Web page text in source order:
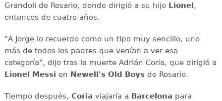
Grandoli de Rosario, donde dirigió a su hijo Lionel ,
entonces de cuatro años.
"A Jorge lo recuerdo como un tipo muy sencillo, uno
más de todos los padres que venían a ver esa
categoría", dijo tras la muerte Adrián Coria, que dirigió a
Lionel Messi en Newell's Old Boysde Rosario.
Tiempo después, Coria viajaría a Barcelona para